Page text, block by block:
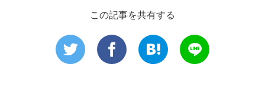
この記事を共有する